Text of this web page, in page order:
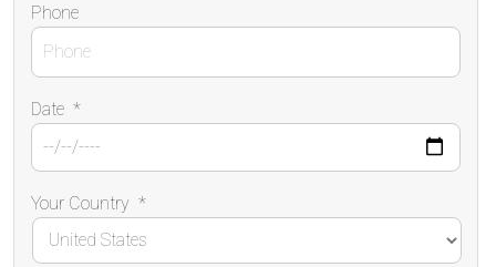
Phone
Date *
Your Country *